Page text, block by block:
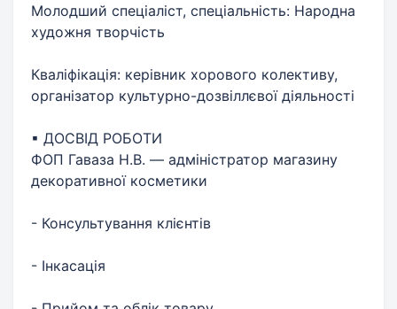
Молодший спеціаліст, спеціальність: Народна
художня творчість
Кваліфікація: керівник хорового колективу,
організатор культурно-дозвіллєвої діяльності
▪ ДОСВІД РОБОТИ
ФОП Гаваза Н.В. — адміністратор магазину
декоративної косметики
- Консультування клієнтів
- Інкасація